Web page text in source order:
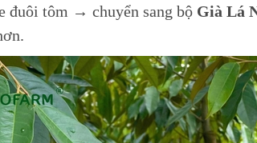
đuôi tôm → chuyển sang bộ Già Lá